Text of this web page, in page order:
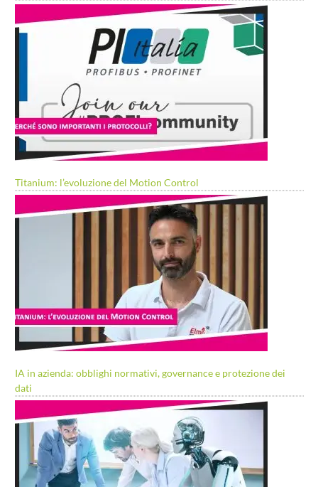
Titanium: l’evoluzione del Motion Control
IA in azienda: obblighi normativi, governance e protezione dei
dati